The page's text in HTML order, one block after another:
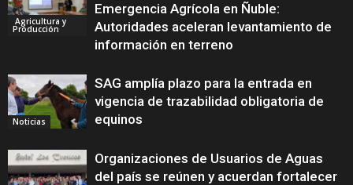
Agricultura y
Producción
Emergencia Agrícola en Ñuble:
Autoridades aceleran levantamiento de
información en terreno
Noticias
SAG amplía plazo para la entrada en
vigencia de trazabilidad obligatoria de
equinos
Organizaciones de Usuarios de Aguas
del país se reúnen y acuerdan fortalecer